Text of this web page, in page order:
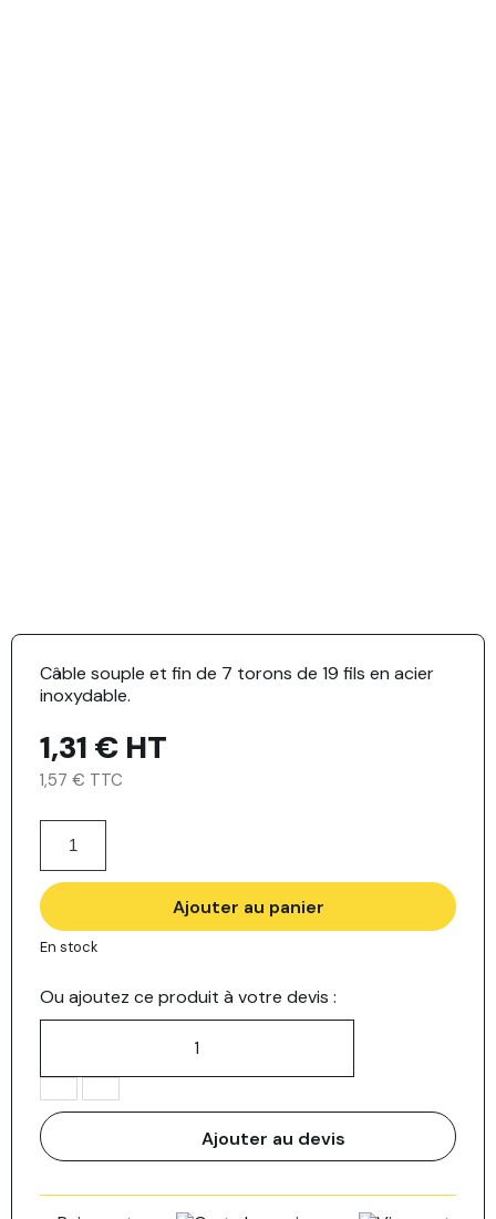
Câble souple et fin de 7 torons de 19 fils en acier
inoxydable.
1,31 € HT
1,57 € TTC
Ajouter au panier
En stock
Ou ajoutez ce produit à votre devis :
Ajouter au devis